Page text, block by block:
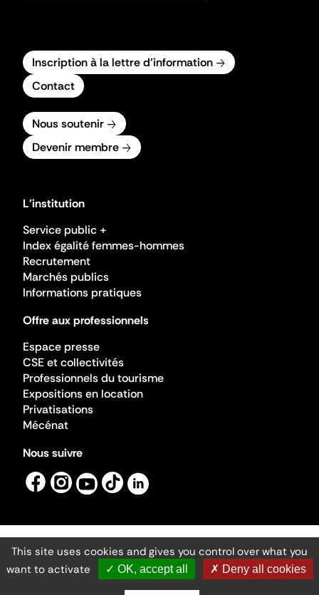
Inscription à la lettre d'information
Contact
Nous soutenir
Devenir membre
L'institution
Service public +
Index égalité femmes-hommes
Recrutement
Marchés publics
Informations pratiques
Offre aux professionnels
Espace presse
CSE et collectivités
Professionnels du tourisme
Expositions en location
Privatisations
Mécénat
Nous suivre
Mentions légales
Gestion des cookies
Accessibilité numérique
Ministère de la Culture ©2026
- Cité de l'architecture et du patrimoine
This site uses cookies and gives you control over what you
want to activate
✓ OK, accept all ✗ Deny all cookies